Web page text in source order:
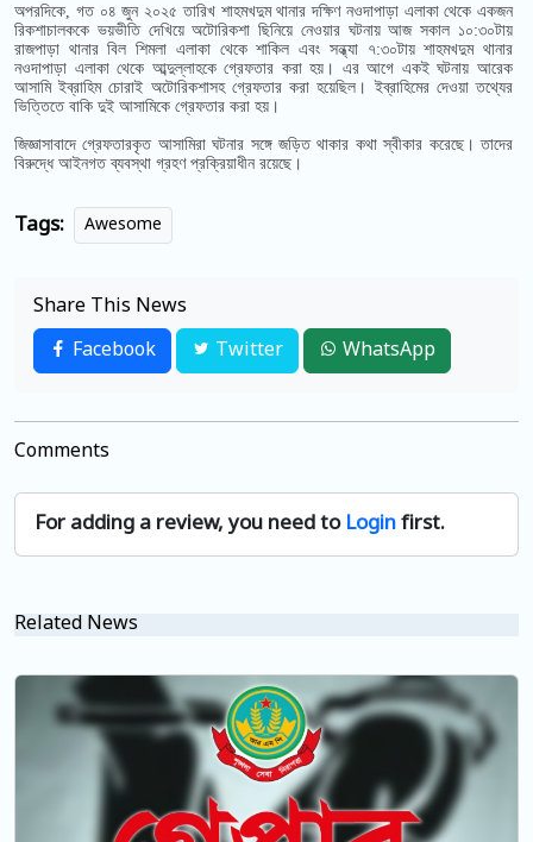
অপরদিকে, গত ০৪ জুন ২০২৫ তারিখ শাহমখদুম থানার দক্ষিণ নওদাপাড়া এলাকা থেকে একজন
রিকশাচালককে ভয়ভীতি দেখিয়ে অটোরিকশা ছিনিয়ে নেওয়ার ঘটনায় আজ সকাল ১০:৩০টায়
রাজপাড়া থানার বিল শিমলা এলাকা থেকে শাকিল এবং সন্ধ্যা ৭:৩০টায় শাহমখদুম থানার
নওদাপাড়া এলাকা থেকে আব্দুল্লাহকে গ্রেফতার করা হয়। এর আগে একই ঘটনায় আরেক
আসামি ইব্রাহিম চোরাই অটোরিকশাসহ গ্রেফতার করা হয়েছিল। ইব্রাহিমের দেওয়া তথ্যের
ভিত্তিতে বাকি দুই আসামিকে গ্রেফতার করা হয়।
জিজ্ঞাসাবাদে গ্রেফতারকৃত আসামিরা ঘটনার সঙ্গে জড়িত থাকার কথা স্বীকার করেছে। তাদের
বিরুদ্ধে আইনগত ব্যবস্থা গ্রহণ প্রক্রিয়াধীন রয়েছে।
Tags: Awesome
Share This News
Facebook
Twitter WhatsApp
Comments
For adding a review, you need to Loginfirst.
Related News